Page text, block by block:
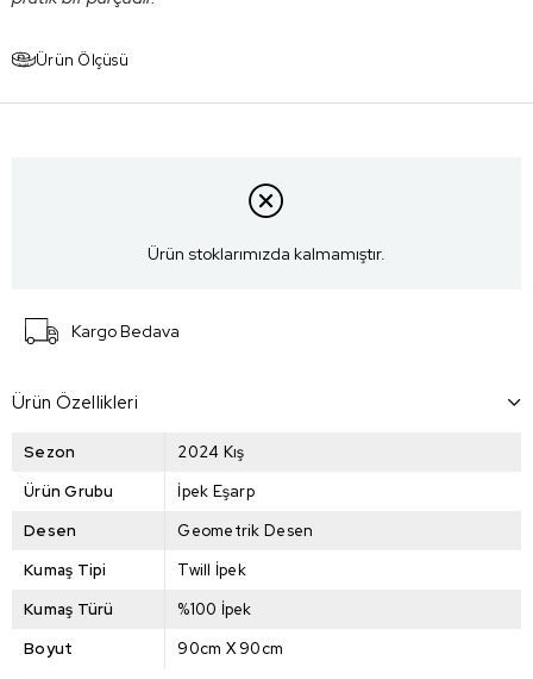
Ürün Ölçüsü
Ürün stoklarımızda kalmamıştır.
Kargo Bedava
Ürün Özellikleri
Sezon
2024 Kış
Ürün Grubu
İpek Eşarp
Desen
Geometrik Desen
Kumaş Tipi
Twill İpek
Kumaş Türü
%100 İpek
Boyut
90cm X 90cm